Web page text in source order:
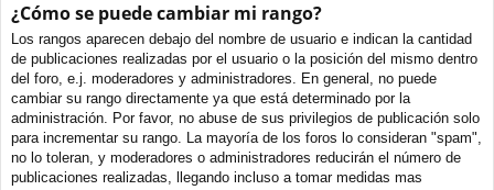
¿Cómo se puede cambiar mi rango?
Los rangos aparecen debajo del nombre de usuario e indican la cantidad
de publicaciones realizadas por el usuario o la posición del mismo dentro
del foro, e.j. moderadores y administradores. En general, no puede
cambiar su rango directamente ya que está determinado por la
administración. Por favor, no abuse de sus privilegios de publicación solo
para incrementar su rango. La mayoría de los foros lo consideran "spam",
no lo toleran, y moderadores o administradores reducirán el número de
publicaciones realizadas, llegando incluso a tomar medidas mas